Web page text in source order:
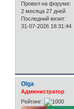
Провел на форуме:
2 месяца 27 дней
Последний визит:
31-07-2026 18:31:44
Olga
Администратор
Рейтинг: